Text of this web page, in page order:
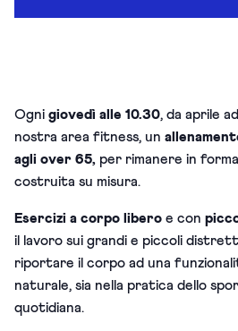
Ogni giovedì alle 10.30, da aprile
nostra area fitness, un
agli over 65, per rimanere in
costruita su misura.
Esercizi a corpo libero e con
il lavoro sui grandi e piccoli
riportare il corpo ad una
naturale, sia nella pratica dello
quotidiana.